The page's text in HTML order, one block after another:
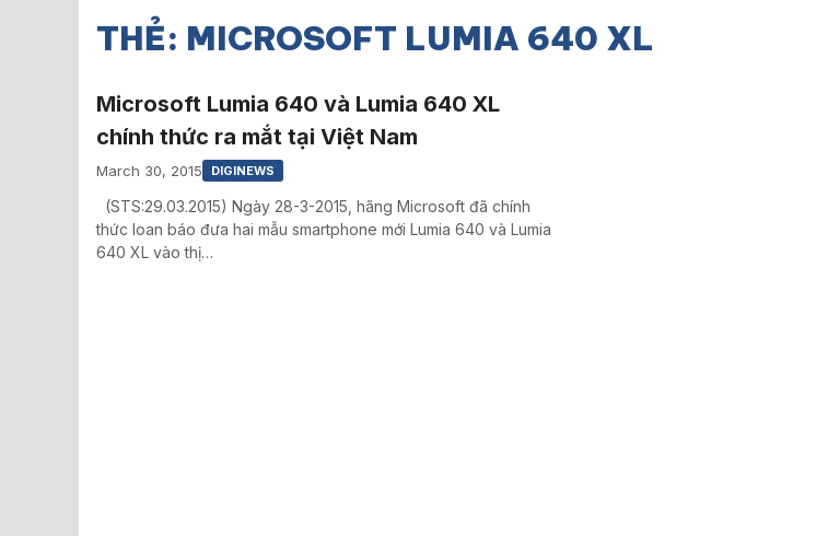
THẺ: MICROSOFT LUMIA 640 XL
Microsoft Lumia 640 và Lumia 640 XL
chính thức ra mắt tại Việt Nam
March 30, 2015 DIGINEWS
(STS:29.03.2015) Ngày 28-3-2015, hãng Microsoft đã chính
thức loan báo đưa hai mẫu smartphone mới Lumia 640 và Lumia
640 XL vào thị…